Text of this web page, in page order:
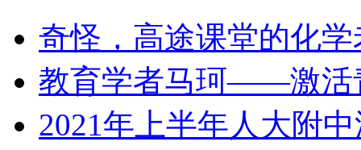
奇怪，高途课堂的化
教育学者马珂——激活
2021年上半年人大附